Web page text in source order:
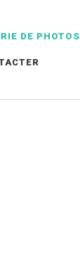
DE PHOTOS